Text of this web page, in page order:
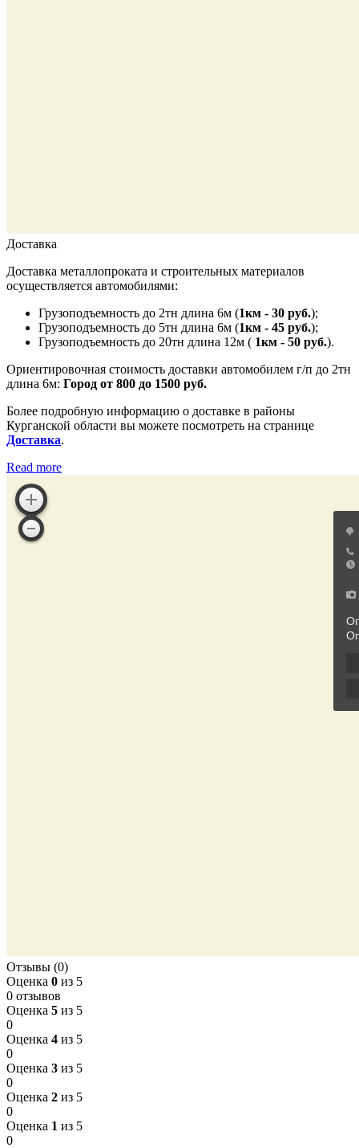
Доставка
Доставка металлопроката и строительных материалов
осуществляется автомобилями:
Грузоподъемность до 2тн длина 6м (1км - 30 руб.);
Грузоподъемность до 5тн длина 6м (1км - 45 руб.);
Грузоподъемность до 20тн длина 12м ( 1км - 50 руб.).
Ориентировочная стоимость доставки автомобилем г/п до 2тн
длина 6м: Город от 800 до 1500 руб.
Более подробную информацию о доставке в районы
Курганской области вы можете посмотреть на странице
Доставка.
Read more
Отзывы (0)
Оценка 0 из 5
0 отзывов
Оценка 5 из 5
0
Оценка 4 из 5
0
Оценка 3 из 5
0
Оценка 2 из 5
0
Оценка 1 из 5
0